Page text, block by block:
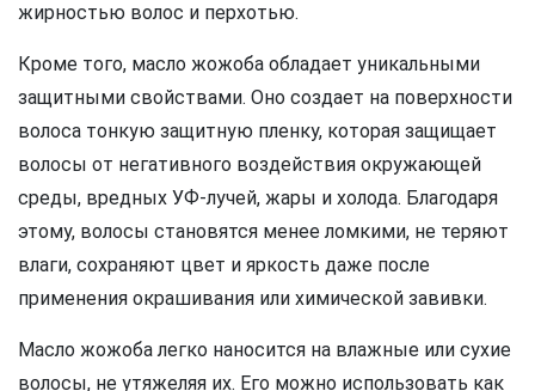
жирностью волос и перхотью.
Кроме того, масло жожоба обладает уникальными
защитными свойствами. Оно создает на поверхности
волоса тонкую защитную пленку, которая защищает
волосы от негативного воздействия окружающей
среды, вредных УФ-лучей, жары и холода. Благодаря
этому, волосы становятся менее ломкими, не теряют
влаги, сохраняют цвет и яркость даже после
применения окрашивания или химической завивки.
Масло жожоба легко наносится на влажные или сухие
волосы, не утяжеляя их. Его можно использовать как